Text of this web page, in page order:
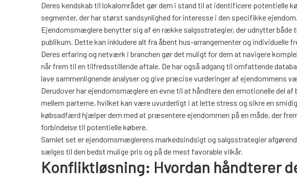
Deres kendskab til lokalområdet gør dem i stand til at identificere potentielle
segmenter, der har størst sandsynlighed for interesse i den specifikke ejendom.
Ejendomsmæglere benytter sig af en række salgsstrategier, der udnytter både
publikum. Dette kan inkludere alt fra åbent hus-arrangementer og individuelle
Deres erfaring og netværk i branchen gør det muligt for dem at navigere
når frem til en tilfredsstillende aftale. De har også adgang til omfattende
lave sammenlignende analyser og give præcise vurderinger af ejendommens
Derudover har ejendomsmæglere en evne til at håndtere den emotionelle del
mellem parterne, hvilket kan være uvurderligt i at lette stress og sikre en
købsadfærd hjælper dem med at præsentere ejendommen på en måde, der
forbindelse til potentielle købere.
Samlet set er ejendomsmæglerens markedsindsigt og salgsstrategier
sælges til den bedst mulige pris og på de mest favorable vilkår.
Konfliktløsning: Hvordan håndterer